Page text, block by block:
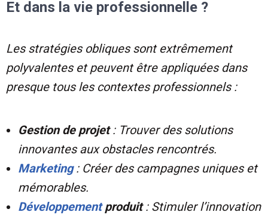
Et dans la vie professionnelle ?
Les stratégies obliques sont extrêmement
polyvalentes et peuvent être appliquées dans
presque tous les contextes professionnels :
Gestion de projet: Trouver des solutions
innovantes aux obstacles rencontrés.
Marketing: Créer des campagnes uniques et
mémorables.
Développementproduit: Stimuler l’innovation